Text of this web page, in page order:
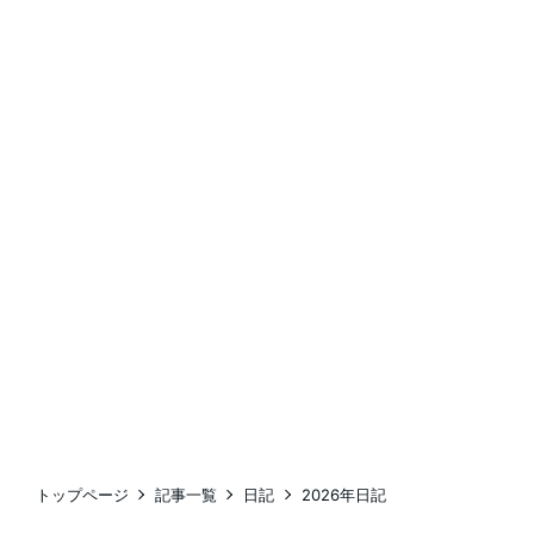
トップページ 記事一覧 日記 2026年日記